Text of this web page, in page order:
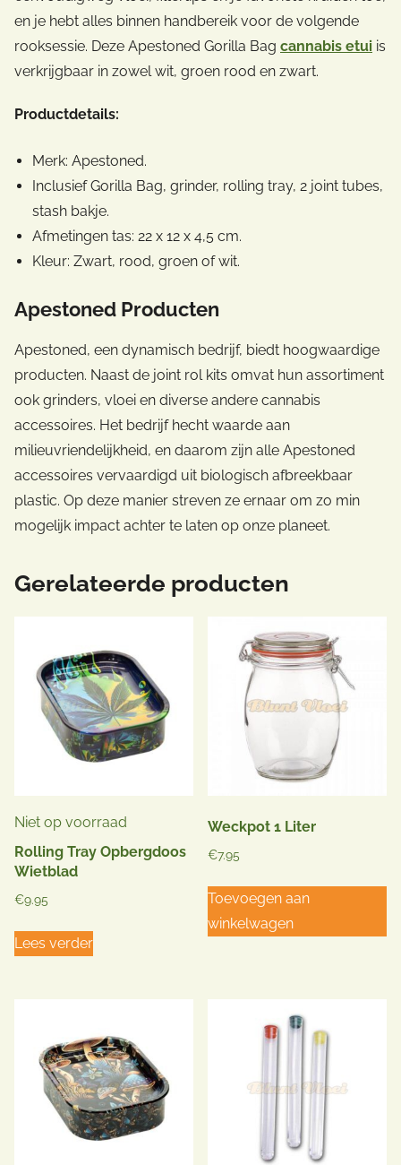
en je hebt alles binnen handbereik voor de volgende
rooksessie. Deze Apestoned Gorilla Bag cannabis etui is
verkrijgbaar in zowel wit, groen rood en zwart.
Productdetails:
Merk: Apestoned.
Inclusief Gorilla Bag, grinder, rolling tray, 2 joint tubes,
stash bakje.
Afmetingen tas: 22 x 12 x 4,5 cm.
Kleur: Zwart, rood, groen of wit.
Apestoned Producten
Apestoned, een dynamisch bedrijf, biedt hoogwaardige
producten. Naast de joint rol kits omvat hun assortiment
ook grinders, vloei en diverse andere cannabis
accessoires. Het bedrijf hecht waarde aan
milieuvriendelijkheid, en daarom zijn alle Apestoned
accessoires vervaardigd uit biologisch afbreekbaar
plastic. Op deze manier streven ze ernaar om zo min
mogelijk impact achter te laten op onze planeet.
Gerelateerde producten
Niet op voorraad
Rolling Tray Opbergdoos
Wietblad
€9.95
Lees verder
Weckpot 1 Liter
€7.95
Toevoegen aan
winkelwagen